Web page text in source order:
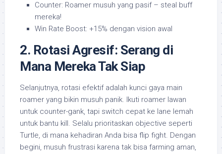
Counter: Roamer musuh yang pasif – steal buff
mereka!
Win Rate Boost: +15% dengan vision awal
2. Rotasi Agresif: Serang di
Mana Mereka Tak Siap
Selanjutnya, rotasi efektif adalah kunci gaya main
roamer yang bikin musuh panik. Ikuti roamer lawan
untuk counter-gank, tapi switch cepat ke lane lemah
untuk bantu kill. Selalu prioritaskan objective seperti
Turtle, di mana kehadiran Anda bisa flip fight. Dengan
begini, musuh frustrasi karena tak bisa farming aman,